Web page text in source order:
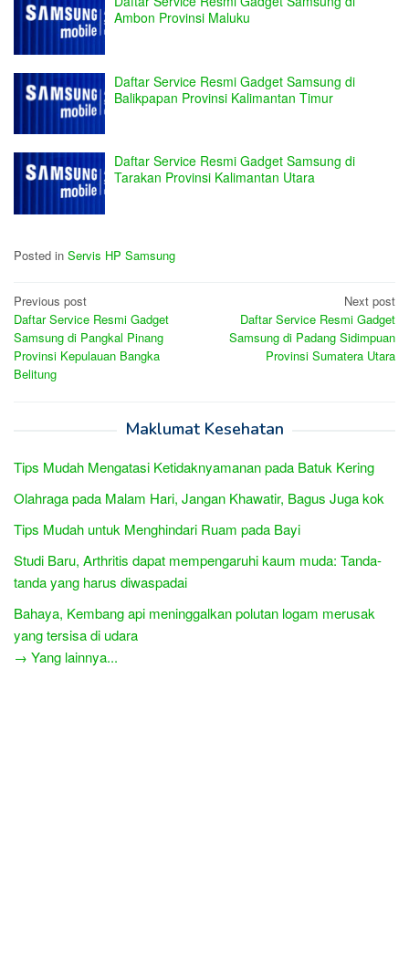
Ambon Provinsi Maluku
Daftar Service Resmi Gadget Samsung di
Balikpapan Provinsi Kalimantan Timur
Daftar Service Resmi Gadget Samsung di
Tarakan Provinsi Kalimantan Utara
Posted in Servis HP Samsung
Post
navigation
Previous post
Daftar Service Resmi Gadget
Samsung di Pangkal Pinang
Provinsi Kepulauan Bangka
Belitung
Next post
Daftar Service Resmi Gadget
Samsung di Padang Sidimpuan
Provinsi Sumatera Utara
Maklumat Kesehatan
Tips Mudah Mengatasi Ketidaknyamanan pada Batuk Kering
Olahraga pada Malam Hari, Jangan Khawatir, Bagus Juga kok
Tips Mudah untuk Menghindari Ruam pada Bayi
Studi Baru, Arthritis dapat mempengaruhi kaum muda: Tanda-
tanda yang harus diwaspadai
Bahaya, Kembang api meninggalkan polutan logam merusak
yang tersisa di udara
→ Yang lainnya...